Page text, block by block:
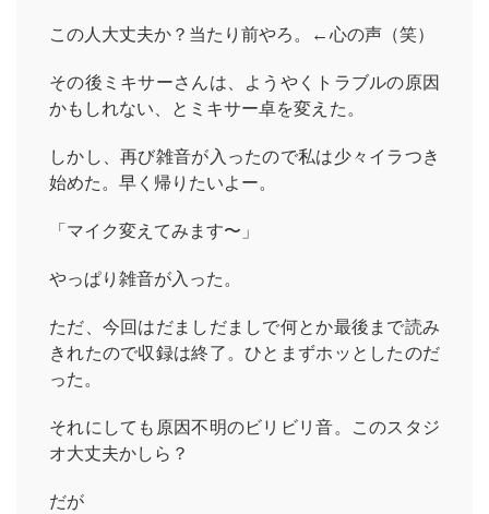
この人大丈夫か？当たり前やろ。←心の声（笑）
その後ミキサーさんは、ようやくトラブルの原因
かもしれない、とミキサー卓を変えた。
しかし、再び雑音が入ったので私は少々イラつき
始めた。早く帰りたいよー。
「マイク変えてみます〜」
やっぱり雑音が入った。
ただ、今回はだましだましで何とか最後まで読み
きれたので収録は終了。ひとまずホッとしたのだ
った。
それにしても原因不明のビリビリ音。このスタジ
オ大丈夫かしら？
だが